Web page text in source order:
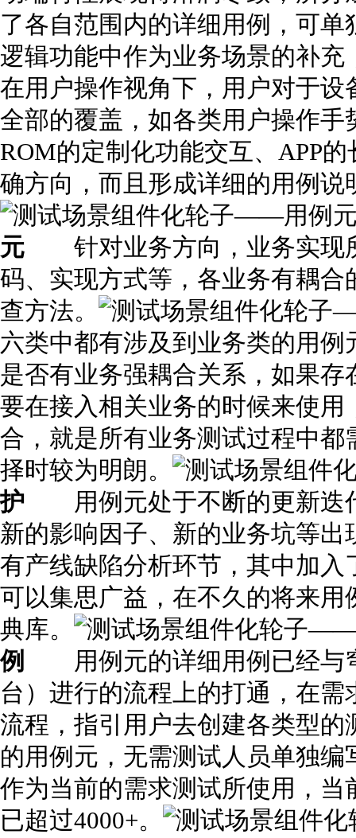
了各自范围内的详细用例，可
逻辑功能中作为业务场景的补
在用户操作视角下，用户对于
全部的覆盖，如各类用户操作
ROM的定制化功能交互、APP
确方向，而且形成详细的用例
元 针对业务方向，业务实现
码、实现方式等，各业务有耦
查方法。
六类中都有涉及到业务类的用
是否有业务强耦合关系，如果
要在接入相关业务的时候来使
合，就是所有业务测试过程中
择时较为明朗。
护 用例元处于不断的更新迭
新的影响因子、新的业务坑等
有产线缺陷分析环节，其中加
可以集思广益，在不久的将来
典库。
例
用例元的详细用例已经与
台）进行的流程上的打通，在
流程，指引用户去创建各类型
的用例元，无需测试人员单独
作为当前的需求测试所使用，
已超过4000+。